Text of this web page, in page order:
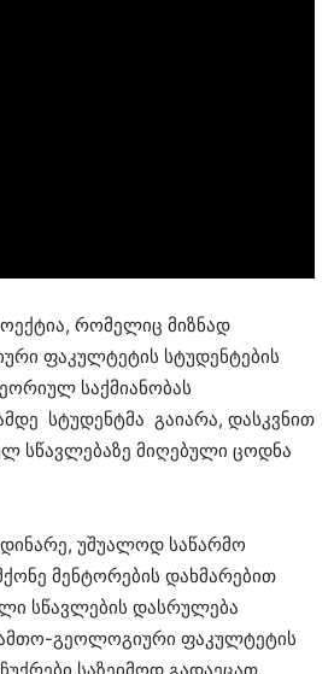
რომელიც მიზნად
ფაკულტეტის სტუდენტების
საქმიანობას
სტუდენტმა გაიარა, დასკვნით
სწავლებაზე მიღებული ცოდნა
უშუალოდ საწარმო
მენტორების დახმარებით
სწავლების დასრულება
გეოლოგიური ფაკულტეტის
საზეიმოდ გადაეცათ.